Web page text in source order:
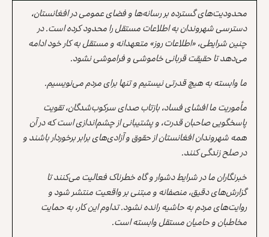
محدودیت‌های گسترده بر رسانه‌ها و فضای عمومی در افغانستان،
دسترسی شهروندان به اطلاعات مستقل را محدود کرده است. در
چنین شرایطی، «اطلاعات روز» متعهدانه و مستقل به کار خود ادامه
می‌دهد تا حقیقت قربانی خاموشی و فراموشی نشود.
ما وابسته به هیچ قدرتی نیستیم و تنها برای مردم می‌نویسیم.
مأموریت ما افشای فساد، بازتاب صدای سرکوب‌شدگان، تقویت
پاسخگویی صاحبان قدرت، و پشتیبانی از چشم‌اندازی است که در آن
همه شهروندان افغانستان از حقوق و آزادی‌های برابر برخوردار باشند و
در صلح زندگی کنند.
خبرنگاران ما در شرایط دشوار و گاه خطرناک فعالیت می‌کنند تا
گزارش‌های دقیق، منصفانه و مبتنی بر واقعیت منتشر شود و
روایت‌های مردم به حاشیه رانده نشود. تداوم این کار، به حمایت
مخاطبان و حامیان مستقل وابسته است.